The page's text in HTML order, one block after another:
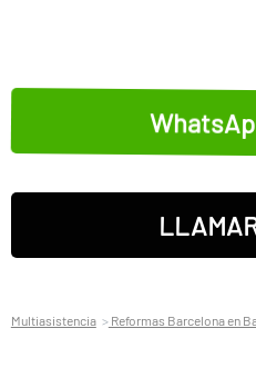
Multiasistencia Reformas Barcelona en